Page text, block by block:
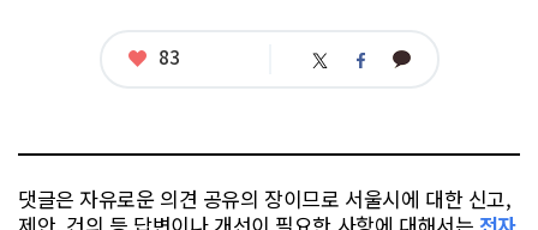
좋
83 트 페 카
댓글은 자유로운 의견 공유의 장이므로 서울시에 대한 신고,